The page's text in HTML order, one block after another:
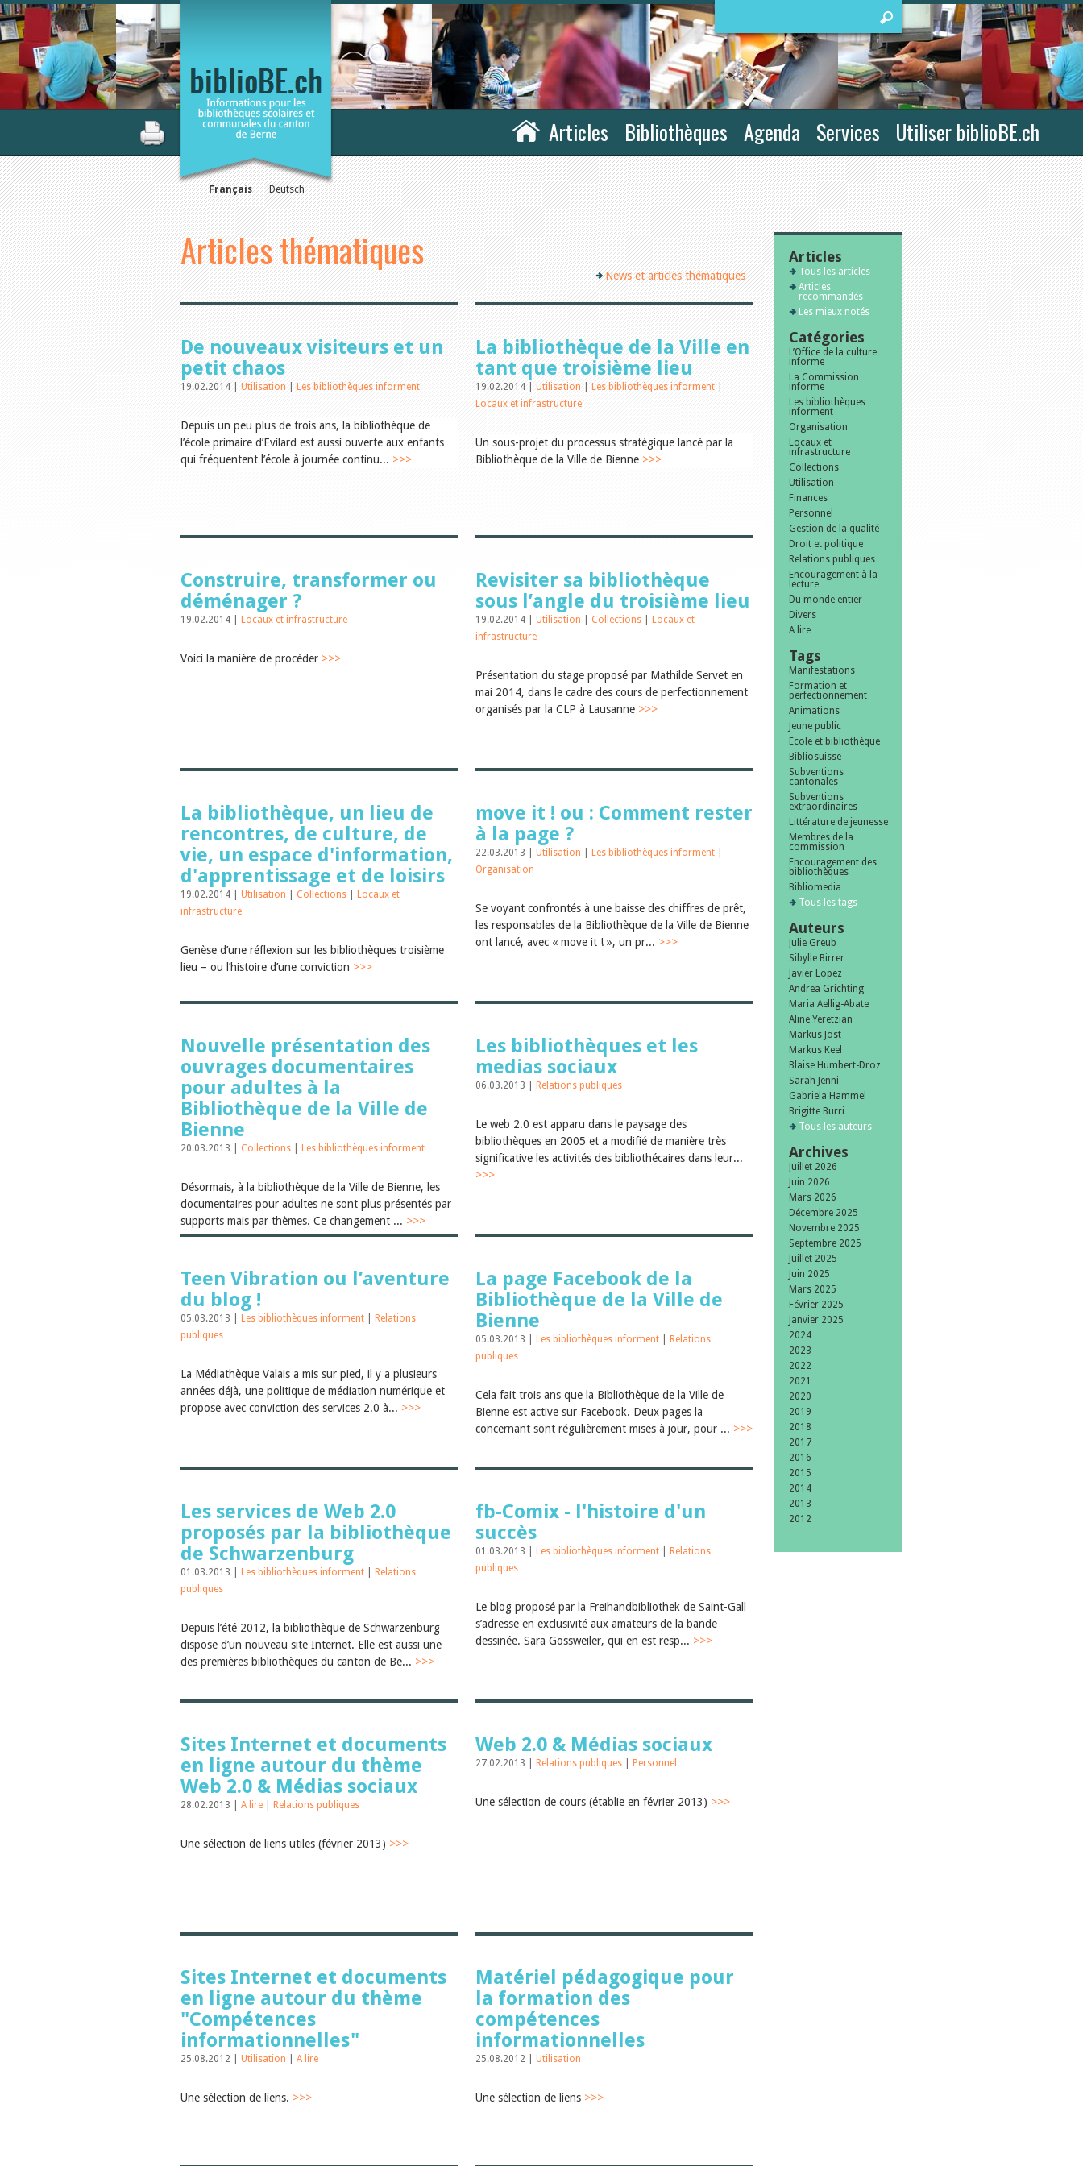
Français Deutsch
Articles Bibliothèques Agenda Services Utiliser biblioBE.ch
Articles thématiques
News et articles thématiques
De nouveaux visiteurs et un
petit chaos
19.02.2014 | Utilisation Les bibliothèques informent
Depuis un peu plus de trois ans, la bibliothèque de
l’école primaire d’Evilard est aussi ouverte aux enfants
qui fréquentent l’école à journée continu... >>>
La bibliothèque de la Ville en
tant que troisième lieu
19.02.2014 | Utilisation Les bibliothèques informent
Locaux et infrastructure
Un sous-projet du processus stratégique lancé par la
Bibliothèque de la Ville de Bienne >>>
Construire, transformer ou
déménager ?
19.02.2014 | Locaux et infrastructure
Voici la manière de procéder >>>
Revisiter sa bibliothèque
sous l’angle du troisième lieu
19.02.2014 | Utilisation Collections
Locaux et
infrastructure
Présentation du stage proposé par Mathilde Servet en
mai 2014, dans le cadre des cours de perfectionnement
organisés par la CLP à Lausanne >>>
La bibliothèque, un lieu de
rencontres, de culture, de
vie, un espace d'information,
d'apprentissage et de loisirs
19.02.2014 | Utilisation Collections
Locaux et
infrastructure
Genèse d’une réflexion sur les bibliothèques troisième
lieu – ou l’histoire d’une conviction >>>
move it ! ou : Comment rester
à la page ?
22.03.2013 | Utilisation Les bibliothèques informent
Organisation
Se voyant confrontés à une baisse des chiffres de prêt,
les responsables de la Bibliothèque de la Ville de Bienne
ont lancé, avec « move it ! », un pr... >>>
Nouvelle présentation des
ouvrages documentaires
pour adultes à la
Bibliothèque de la Ville de
Bienne
20.03.2013 | Collections Les bibliothèques informent
Désormais, à la bibliothèque de la Ville de Bienne, les
documentaires pour adultes ne sont plus présentés par
supports mais par thèmes. Ce changement ... >>>
Les bibliothèques et les
medias sociaux
06.03.2013 | Relations publiques
Le web 2.0 est apparu dans le paysage des
bibliothèques en 2005 et a modifié de manière très
significative les activités des bibliothécaires dans leur...
>>>
Teen Vibration ou l’aventure
du blog !
05.03.2013 | Les bibliothèques informent
Relations
publiques
La Médiathèque Valais a mis sur pied, il y a plusieurs
années déjà, une politique de médiation numérique et
propose avec conviction des services 2.0 à... >>>
La page Facebook de la
Bibliothèque de la Ville de
Bienne
05.03.2013 | Les bibliothèques informent
Relations
publiques
Cela fait trois ans que la Bibliothèque de la Ville de
Bienne est active sur Facebook. Deux pages la
concernant sont régulièrement mises à jour, pour ... >>>
Les services de Web 2.0
proposés par la bibliothèque
de Schwarzenburg
01.03.2013 | Les bibliothèques informent
Relations
publiques
Depuis l’été 2012, la bibliothèque de Schwarzenburg
dispose d’un nouveau site Internet. Elle est aussi une
des premières bibliothèques du canton de Be... >>>
fb-Comix - l'histoire d'un
succès
01.03.2013 | Les bibliothèques informent
Relations
publiques
Le blog proposé par la Freihandbibliothek de Saint-Gall
s’adresse en exclusivité aux amateurs de la bande
dessinée. Sara Gossweiler, qui en est resp... >>>
Sites Internet et documents
en ligne autour du thème
Web 2.0 & Médias sociaux
28.02.2013 | A lire Relations publiques
Une sélection de liens utiles (février 2013) >>>
Web 2.0 & Médias sociaux
27.02.2013 | Relations publiques Personnel
Une sélection de cours (établie en février 2013) >>>
Sites Internet et documents
en ligne autour du thème
"Compétences
informationnelles"
25.08.2012 | Utilisation A lire
Une sélection de liens. >>>
Matériel pédagogique pour
la formation des
compétences
informationnelles
25.08.2012 | Utilisation
Une sélection de liens >>>
Articles
Tous les articles
Articles
recommandés
Les mieux notés
Catégories
L’Office de la culture
informe
La Commission
informe
Les bibliothèques
informent
Organisation
Locaux et
infrastructure
Collections
Utilisation
Finances
Personnel
Gestion de la qualité
Droit et politique
Relations publiques
Encouragement à la
lecture
Du monde entier
Divers
A lire
Tags
Manifestations
Formation et
perfectionnement
Animations
Jeune public
Ecole et bibliothèque
Bibliosuisse
Subventions
cantonales
Subventions
extraordinaires
Littérature de jeunesse
Membres de la
commission
Encouragement des
bibliothèques
Bibliomedia
Tous les tags
Auteurs
Julie Greub
Sibylle Birrer
Javier Lopez
Andrea Grichting
Maria Aellig-Abate
Aline Yeretzian
Markus Jost
Markus Keel
Blaise Humbert-Droz
Sarah Jenni
Gabriela Hammel
Brigitte Burri
Tous les auteurs
Archives
Juillet 2026
Juin 2026
Mars 2026
Décembre 2025
Novembre 2025
Septembre 2025
Juillet 2025
Juin 2025
Mars 2025
Février 2025
Janvier 2025
2024
2023
2022
2021
2020
2019
2018
2017
2016
2015
2014
2013
2012